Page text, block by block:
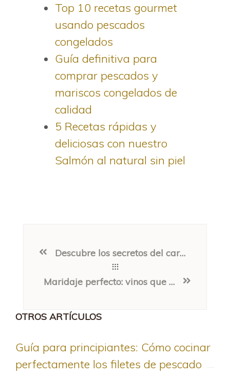
Top 10 recetas gourmet
usando pescados
congelados
Guía definitiva para
comprar pescados y
mariscos congelados de
calidad
5 Recetas rápidas y
deliciosas con nuestro
Salmón al natural sin piel
Descubre los secretos del carpaccio de atún perfecto
Maridaje perfecto: vinos que combinan con los pescados gourmet
OTROS ARTÍCULOS
Guía para principiantes: Cómo cocinar
perfectamente los filetes de pescado